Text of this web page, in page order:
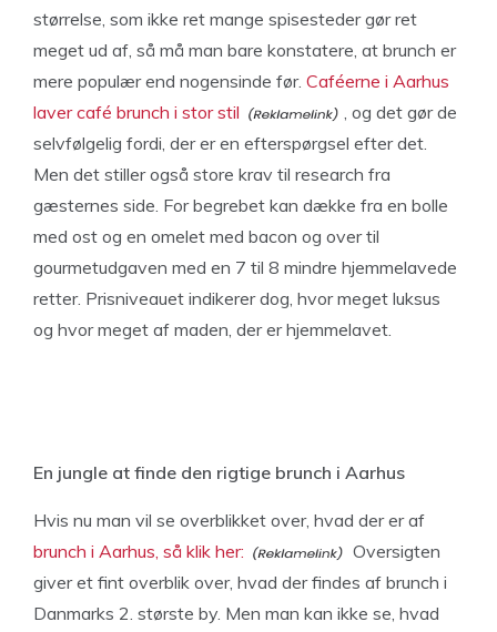
størrelse, som ikke ret mange spisesteder gør ret
meget ud af, så må man bare konstatere, at brunch er
mere populær end nogensinde før. Caféerne i Aarhus
laver café brunch i stor stil
, og det gør de
selvfølgelig fordi, der er en efterspørgsel efter det.
Men det stiller også store krav til research fra
gæsternes side. For begrebet kan dække fra en bolle
med ost og en omelet med bacon og over til
gourmetudgaven med en 7 til 8 mindre hjemmelavede
retter. Prisniveauet indikerer dog, hvor meget luksus
og hvor meget af maden, der er hjemmelavet.
En jungle at finde den rigtige brunch i Aarhus
Hvis nu man vil se overblikket over, hvad der er af
brunch i Aarhus, så klik her:
Oversigten
giver et fint overblik over, hvad der findes af brunch i
Danmarks 2. største by. Men man kan ikke se, hvad